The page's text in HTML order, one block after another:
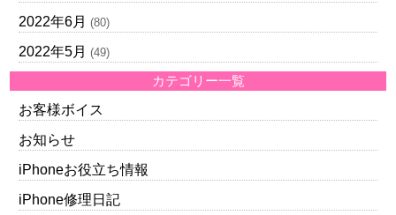
2022年6月 (80)
2022年5月 (49)
カテゴリー一覧
お客様ボイス
お知らせ
iPhoneお役立ち情報
iPhone修理日記